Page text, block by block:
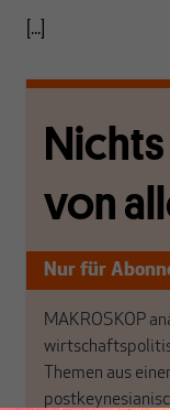
[...]
von
Nur für
MAKROSKOP
Themen aus